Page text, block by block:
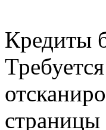
Кредиты
страницы